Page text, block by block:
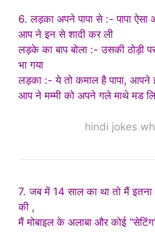
6. लड़का अपने पापा से :- पापा ऐसा
आप ने इन से शादी कर ली
लड़के का बाप बोला :- उसकी ठोड़ी
भा गया
लड़का :- ये तो कमाल है पापा, आपने
आप ने मम्मी को अपने गले माथे मड
hindi jokes
7. जब में 14 साल का था तो मैं इतना
की ,
मैं मोबाइल के अलाबा और कोई